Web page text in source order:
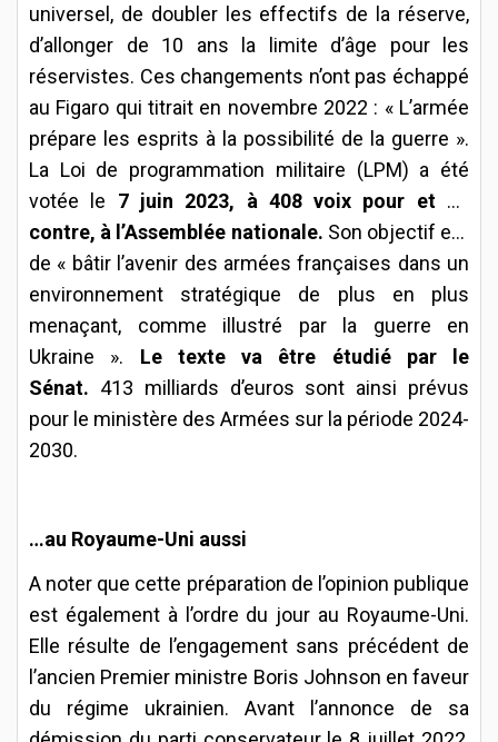
universel, de doubler les effectifs de la réserve,
d’allonger de 10 ans la limite d’âge pour les
réservistes. Ces changements n’ont pas échappé
au Figaro qui titrait en novembre 2022 : « L’armée
prépare les esprits à la possibilité de la guerre ».
La Loi de programmation militaire (LPM) a été
votée le 7 juin 2023, à 408 voix pour et 87
contre, à l’Assemblée nationale. Son objectif est
de « bâtir l’avenir des armées françaises dans un
environnement stratégique de plus en plus
menaçant, comme illustré par la guerre en
Ukraine ». Le texte va être étudié par le
Sénat. 413 milliards d’euros sont ainsi prévus
pour le ministère des Armées sur la période 2024-
2030.
…au Royaume-Uni aussi
A noter que cette préparation de l’opinion publique
est également à l’ordre du jour au Royaume-Uni.
Elle résulte de l’engagement sans précédent de
l’ancien Premier ministre Boris Johnson en faveur
du régime ukrainien. Avant l’annonce de sa